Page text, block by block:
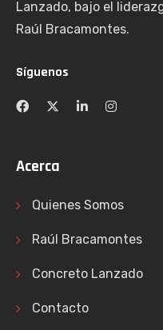
Lanzado, bajo el
Raúl Bracamontes.
Síguenos
Acerca
Quienes Somos
Raúl Bracamontes
Concreto Lanzado
Contacto